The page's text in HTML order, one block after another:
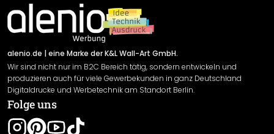
Newsletter An-/Abmeldung
Sendungsverfolgung
Impressum
Versand & Zahlung
Rücksendung
Widerrufsrecht
Datenschutzerklärung
Gewährleistung
Leistungserklärung / CE-Zeichen
alenio.de | eine Marke der K&L Wall-Art GmbH.
Wir sind nicht nur im B2C Bereich tätig, sondern entwickeln und
produzieren auch für viele Gewerbekunden in ganz Deutschland
Digitaldrucke und Werbetechnik am Standort Berlin.
Folge uns